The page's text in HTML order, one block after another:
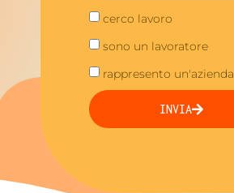
cerco lavoro
sono un lavoratore
rappresento un'azienda
INVIA